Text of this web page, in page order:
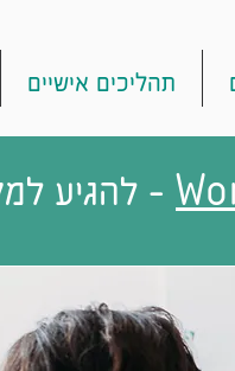
תהליכים אישיים
- להגיע